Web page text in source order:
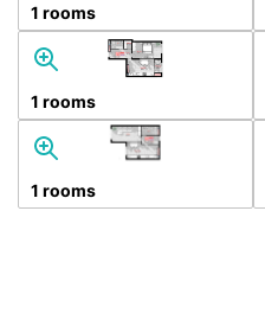
1 rooms
1 rooms
1 rooms